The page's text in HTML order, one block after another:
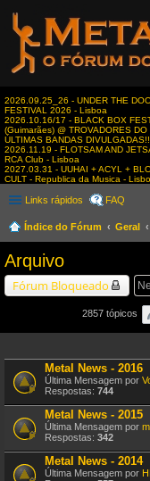
2026.09.25_26 - UNDER THE
FESTIVAL 2026 - Lisboa
2026.10.16/17 - BLACK BOX
(Guimarães) @ TROVADORES DO
ÚLTIMAS BANDAS
2026.11.19 - FLOTSAM AND
RCA Club - Lisboa
2027.03.31 - UUHAI + ACYL +
CULT - Republica da Musica -
Links rápidos FAQ
Índice do Fórum Geral
Arquivo
Fórum Bloqueado
2857 tópicos
Metal News - 2016
Última Mensagem por
Respostas: 744
Metal News - 2015
Última Mensagem por
Respostas: 342
Metal News - 2014
Última Mensagem por